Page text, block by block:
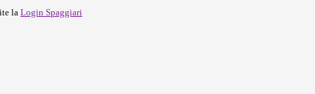
la Login Spaggiari